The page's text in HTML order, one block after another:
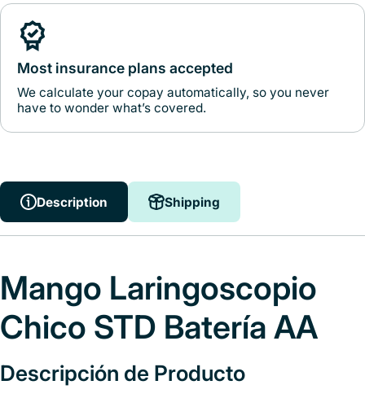
Most insurance plans accepted
We calculate your copay automatically, so you never
have to wonder what’s covered.
Description Shipping
Mango Laringoscopio
Chico STD Batería AA
Descripción de Producto